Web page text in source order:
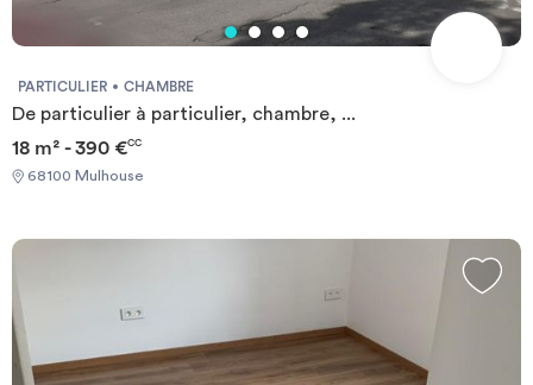
PARTICULIER CHAMBRE
De particulier à particulier, chambre, ...
18 m² - 390 €CC
68100 Mulhouse